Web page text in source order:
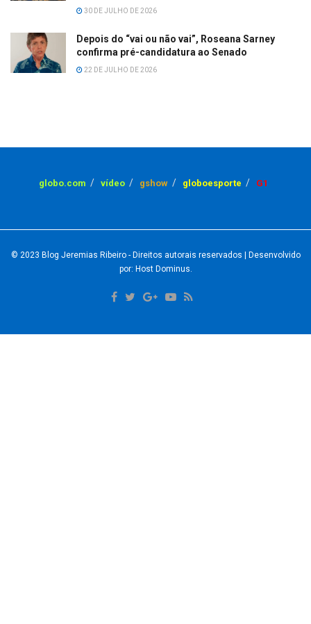
30 DE JULHO DE 2026
Depois do “vai ou não vai”, Roseana Sarney
confirma pré-candidatura ao Senado
22 DE JULHO DE 2026
globo.com vídeo gshow globoesporte G1
© 2023 Blog Jeremias Ribeiro- Direitos autorais reservados | Desenvolvido
por: Host Dominus.